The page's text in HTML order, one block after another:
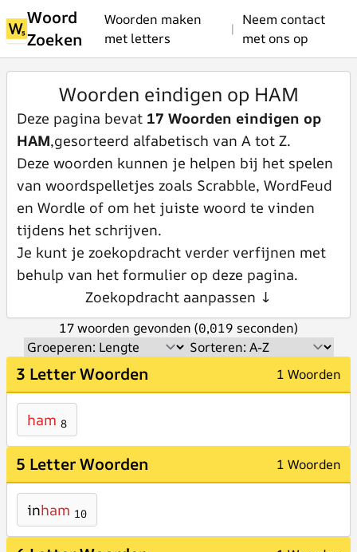
Woord
Zoeken
Woorden maken
met letters
|
Neem contact
met ons op
Woorden eindigen op HAM
Deze pagina bevat 17 Woorden eindigen op
HAM,gesorteerd alfabetisch van A tot Z.
Deze woorden kunnen je helpen bij het spelen
van woordspelletjes zoals Scrabble, WordFeud
en Wordle of om het juiste woord te vinden
tijdens het schrijven.
Je kunt je zoekopdracht verder verfijnen met
behulp van het formulier op deze pagina.
Zoekopdracht aanpassen ↓
17 woorden gevonden (0,019 seconden)
3 Letter Woorden 1 Woorden
ham 8
5 Letter Woorden 1 Woorden
inham 10